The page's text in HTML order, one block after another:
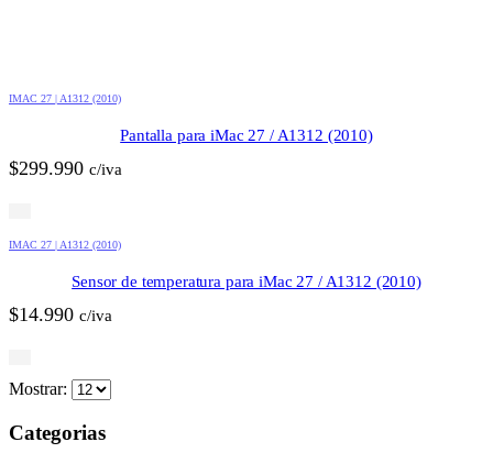
IMAC 27 | A1312 (2010)
Pantalla para iMac 27 / A1312 (2010)
$299.990 c/iva
IMAC 27 | A1312 (2010)
Sensor de temperatura para iMac 27 / A1312 (2010)
$14.990 c/iva
Mostrar:
Categorias